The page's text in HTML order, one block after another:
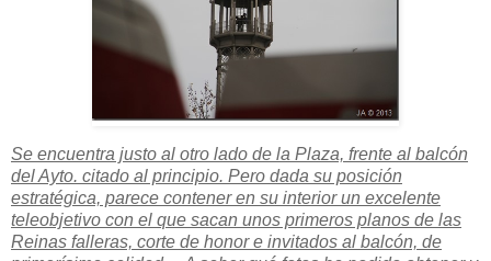
Se encuentra justo al otro lado de la Plaza, frente al balcón
del Ayto. citado al principio. Pero dada su posición
estratégica, parece contener en su interior un excelente
teleobjetivo con el que sacan unos primeros planos de las
Reinas falleras, corte de honor e invitados al balcón, de